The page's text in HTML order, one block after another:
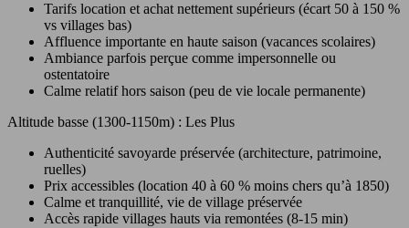
Tarifs location et achat nettement supérieurs (écart 50 à 150 %
vs villages bas)
Affluence importante en haute saison (vacances scolaires)
Ambiance parfois perçue comme impersonnelle ou
ostentatoire
Calme relatif hors saison (peu de vie locale permanente)
Altitude basse (1300-1150m) : Les Plus
Authenticité savoyarde préservée (architecture, patrimoine,
ruelles)
Prix accessibles (location 40 à 60 % moins chers qu’à 1850)
Calme et tranquillité, vie de village préservée
Accès rapide villages hauts via remontées (8-15 min)